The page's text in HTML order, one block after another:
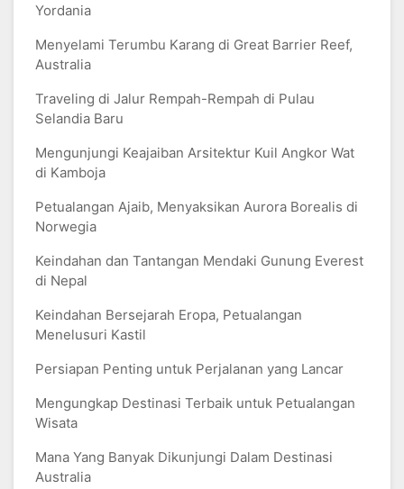
Yordania
Menyelami Terumbu Karang di Great Barrier Reef,
Australia
Traveling di Jalur Rempah-Rempah di Pulau
Selandia Baru
Mengunjungi Keajaiban Arsitektur Kuil Angkor Wat
di Kamboja
Petualangan Ajaib, Menyaksikan Aurora Borealis di
Norwegia
Keindahan dan Tantangan Mendaki Gunung Everest
di Nepal
Keindahan Bersejarah Eropa, Petualangan
Menelusuri Kastil
Persiapan Penting untuk Perjalanan yang Lancar
Mengungkap Destinasi Terbaik untuk Petualangan
Wisata
Mana Yang Banyak Dikunjungi Dalam Destinasi
Australia